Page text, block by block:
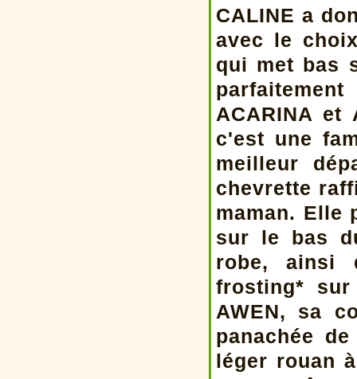
CALINE a
avec le
qui met bas
ACARINA et
c'est une
meilleur
chevrette
maman. Elle
sur le bas
robe, ainsi
frosting*
AWEN, sa
panachée
léger rouan